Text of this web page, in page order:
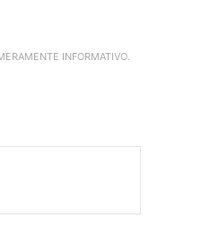
INFORMATIVO.